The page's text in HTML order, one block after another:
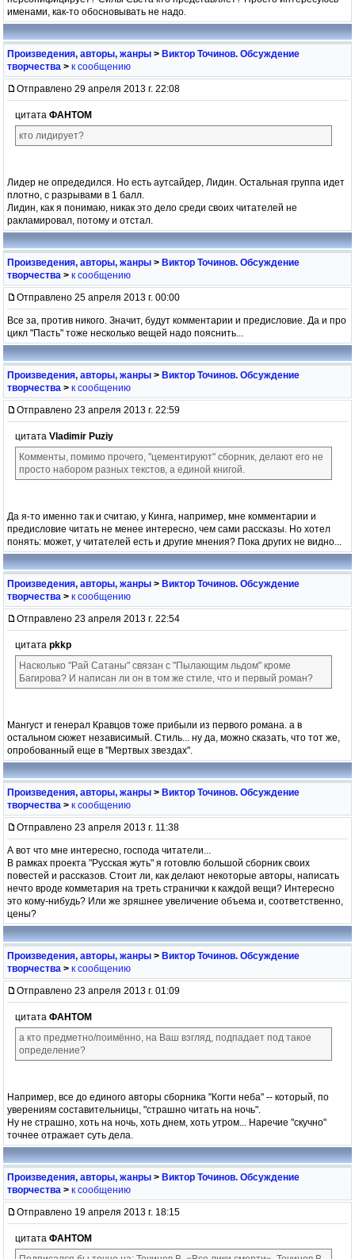
именами, как-то обосновывать не надо.
Произведения, авторы, жанры > Виктор Точинов. Обсуждение
творчества > к сообщению
Отправлено 29 апреля 2013 г. 22:08
цитата ФАНТОМ
кто лидирует?
Лидер не опредедился. Но есть аутсайдер, Лидин. Остальная группа идет
плотно, с разрывами в 1 балл.
Лидин, как я понимаю, никак это дело среди своих читателей не
ракламировал, потому и отстал.
Произведения, авторы, жанры > Виктор Точинов. Обсуждение
творчества > к сообщению
Отправлено 25 апреля 2013 г. 00:00
Все за, против никого. Значит, будут комментарии и предисловие. Да и про
цикл "Пасть" тоже несколько вещей надо пояснить...
Произведения, авторы, жанры > Виктор Точинов. Обсуждение
творчества > к сообщению
Отправлено 23 апреля 2013 г. 22:59
цитата Vladimir Puziy
Комменты, помимо прочего, "цементируют" сборник, делают его не
просто набором разных текстов, а единой книгой.
Да я-то именно так и считаю, у Кинга, например, мне комментарии и
предисловие читать не менее интересно, чем сами рассказы. Но хотел
понять: может, у читателей есть и другие мнения? Пока других не видно...
Произведения, авторы, жанры > Виктор Точинов. Обсуждение
творчества > к сообщению
Отправлено 23 апреля 2013 г. 22:54
цитата pkkp
Насколько "Рай Сатаны" связан с "Пылающим льдом" кроме
Багирова? И написан ли он в том же стиле, что и первый роман?
Мангуст и генерал Кравцов тоже прибыли из первого романа. а в
остальном сюжет независимый. Стиль... ну да, можно сказать, что тот же,
опробованный еще в "Мертвых звездах".
Произведения, авторы, жанры > Виктор Точинов. Обсуждение
творчества > к сообщению
Отправлено 23 апреля 2013 г. 11:38
А вот что мне интересно, господа читатели...
В рамках проекта "Русская жуть" я готовлю большой сборник своих
повестей и рассказов. Стоит ли, как делают некоторые авторы, написать
нечто вроде комметария на треть странички к каждой вещи? Интересно
это кому-нибудь? Или же зряшнее увеличение объема и, соответственно,
цены?
Произведения, авторы, жанры > Виктор Точинов. Обсуждение
творчества > к сообщению
Отправлено 23 апреля 2013 г. 01:09
цитата ФАНТОМ
а кто предметно/поимённо, на Ваш взгляд, подпадает под такое
определение?
Например, все до единого авторы сборника "Когти неба" -- который, по
уверениям составительницы, "страшно читать на ночь".
Ну не страшно, хоть на ночь, хоть днем, хоть утром... Наречие "скучно"
точнее отражает суть дела.
Произведения, авторы, жанры > Виктор Точинов. Обсуждение
творчества > к сообщению
Отправлено 19 апреля 2013 г. 18:15
цитата ФАНТОМ